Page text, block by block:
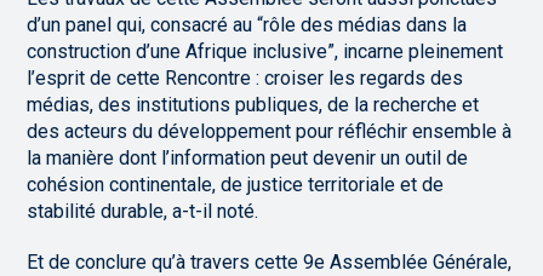
d’un panel qui, consacré au “rôle des médias dans la
construction d’une Afrique inclusive”, incarne pleinement
l’esprit de cette Rencontre : croiser les regards des
médias, des institutions publiques, de la recherche et
des acteurs du développement pour réfléchir ensemble à
la manière dont l’information peut devenir un outil de
cohésion continentale, de justice territoriale et de
stabilité durable, a-t-il noté.
Et de conclure qu’à travers cette 9e Assemblée Générale,